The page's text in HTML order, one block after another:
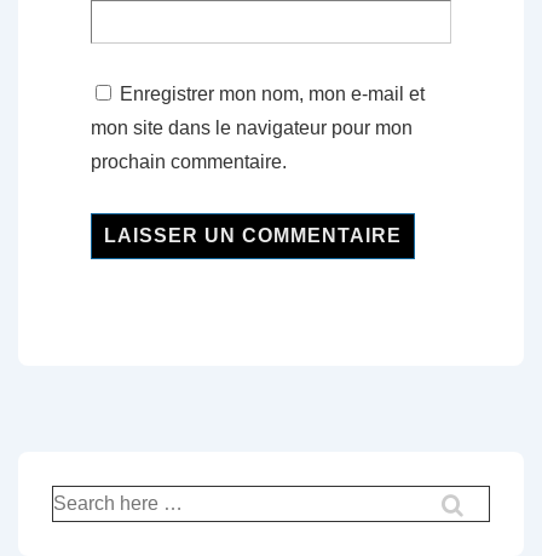
Enregistrer mon nom, mon e-mail et
mon site dans le navigateur pour mon
prochain commentaire.
Recherche
pour: